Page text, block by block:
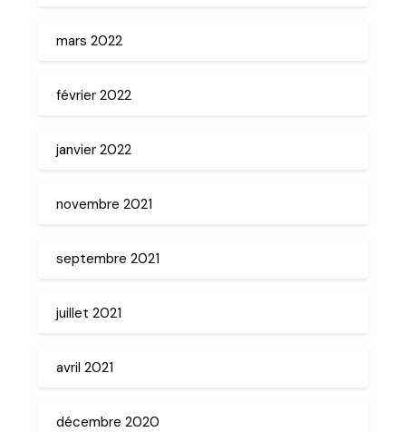
mars 2022
février 2022
janvier 2022
novembre 2021
septembre 2021
juillet 2021
avril 2021
décembre 2020